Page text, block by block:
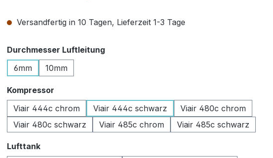
Versandfertig in 10 Tagen, Lieferzeit 1-3 Tage
Durchmesser Luftleitungauswählen
6mm
10mm
Kompressor
Viair 444c chrom
Viair 444c schwarz
Viair 480c chrom
Viair 480c schwarz
Viair 485c chrom Viair 485c schwarz
Lufttankauswählen